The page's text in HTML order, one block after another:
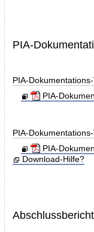
PIA-
PIA-
PIA-
PIA-
PIA-
Download-Hilfe?